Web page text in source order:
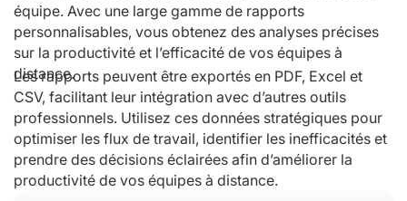
équipe. Avec une large gamme de rapports
personnalisables, vous obtenez des analyses précises
sur la productivité et l’efficacité de vos équipes à
distance.
Les rapports peuvent être exportés en PDF, Excel et
CSV, facilitant leur intégration avec d’autres outils
professionnels. Utilisez ces données stratégiques pour
optimiser les flux de travail, identifier les inefficacités et
prendre des décisions éclairées afin d’améliorer la
productivité de vos équipes à distance.